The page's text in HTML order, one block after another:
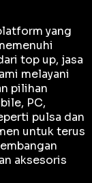
yang
top up, jasa
melayani
pilihan
PC,
pulsa dan
untuk terus
aksesoris